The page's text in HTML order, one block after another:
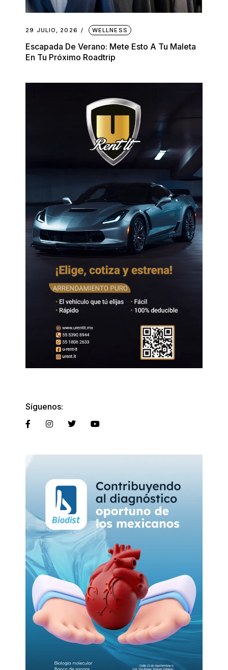
29 JULIO, 2026 WELLNESS
Escapada De Verano: Mete Esto A Tu Maleta
En Tu Próximo Roadtrip
Síguenos: